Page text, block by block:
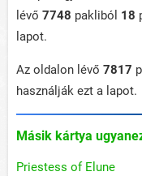
lévő 7748 pakliból 18
lapot.
Az oldalon lévő 7817
használják ezt a lapot.
Másik kártya
Priestess of Elune